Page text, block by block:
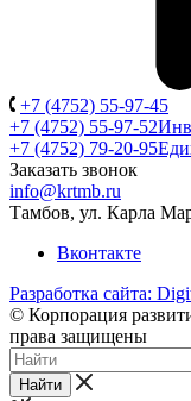
+7 (4752) 55-97-45
+7 (4752) 55-97-52
+7 (4752) 79-20-95
Заказать звонок
info@krtmb.ru
Тамбов, ул. Карла
Вконтакте
Разработка сайта:
© Корпорация
права защищены
Найти